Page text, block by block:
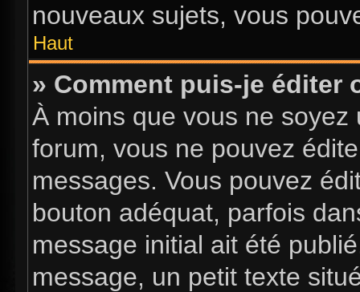
nouveaux sujets, vous
Haut
» Comment puis-je éditer
À moins que vous ne
forum, vous ne pouvez
messages. Vous pouvez
bouton adéquat, parfois
message initial ait été
message, un petit texte